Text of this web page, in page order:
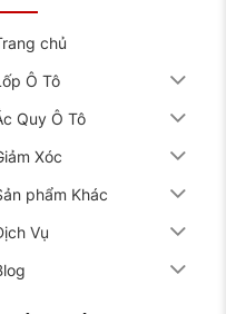
quy của GS khi làm
năng chịu được điều
bị suy giảm hiệu
các sản phẩm thông
gồm:
(HCA) ổn định 900A
5°C, giúp xe hoạt
địa hình xấu nhờ kết
biệt
chủ
Ô Tô
Quy Ô Tô
Xóc
phẩm Khác
Vụ